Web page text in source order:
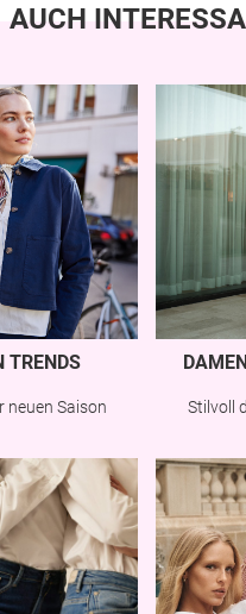
AUCH
TRENDS
neuen Saison Stilvoll